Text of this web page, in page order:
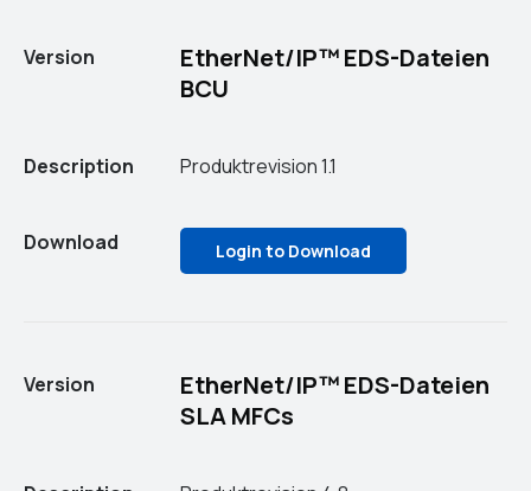
Version
EtherNet/IP™ EDS-Dateien
BCU
Description Produktrevision 1.1
Download Login to Download
Version
EtherNet/IP™ EDS-Dateien
SLA MFCs